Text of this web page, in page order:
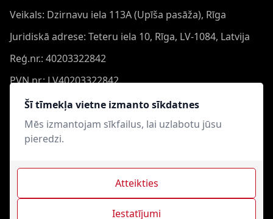
Šī tīmekļa vietne izmanto sīkdatnes
Mēs izmantojam sīkfailus, lai uzlabotu jūsu
pieredzi.
Iestatījumi
Atteikties
Veikals: Dzirnavu iela 113A (Upīša pasāža), Rīga
Juridiskā adrese: Teteru iela 10, Rīga, LV-1084, Latvija
Reģ.nr.: 40203322842
PVN nr.: LV40203322842
Banka: Swedbank AS
Konts: LV44HABA0551050864473
Swift: HABALV22